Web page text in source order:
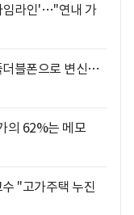
임라인'…"연내 가
더블폰으로 변신…
의 62%는 메모
"고가주택 누진